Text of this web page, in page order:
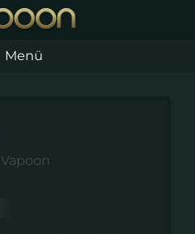
Menü
Vapoon